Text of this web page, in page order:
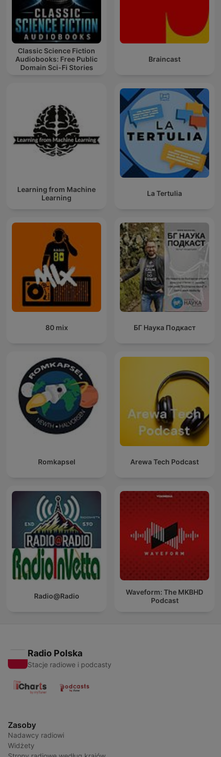
Classic Science Fiction
Audiobooks: Free Public
Domain Sci-Fi Stories
Braincast
Learning from Machine
Learning
La Tertulia
80 mix БГ Наука Подкаст
Romkapsel Arewa Tech Podcast
Radio@Radio
Waveform: The MKBHD
Podcast
Radio Polska
Stacje radiowe i podcasty
Zasoby
Nadawcy radiowi
Widżety